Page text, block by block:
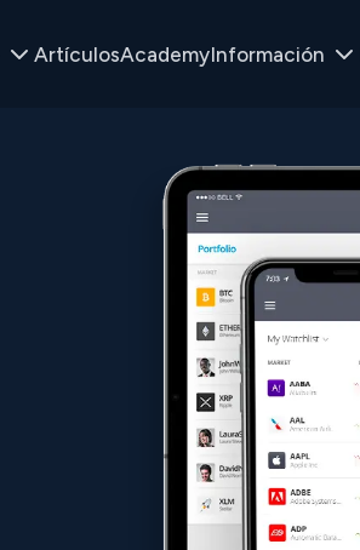
ArtículosAcademyInformación